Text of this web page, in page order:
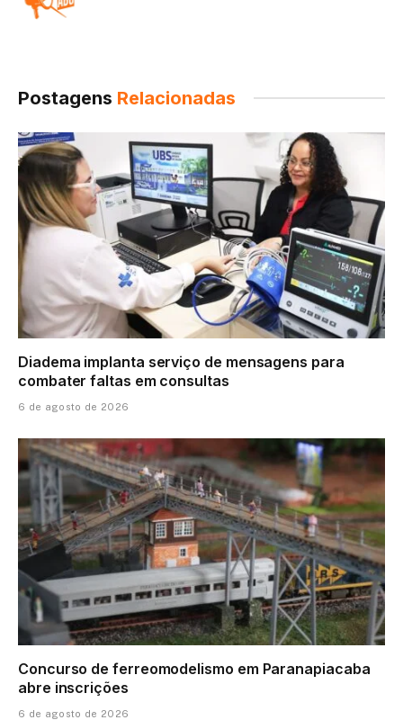
Postagens Relacionadas
Diadema implanta serviço de mensagens para
combater faltas em consultas
6 de agosto de 2026
Concurso de ferreomodelismo em Paranapiacaba
abre inscrições
6 de agosto de 2026